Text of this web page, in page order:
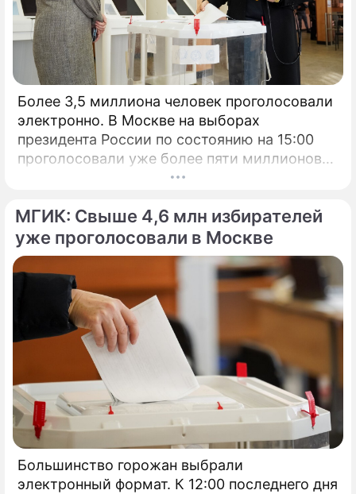
Более 3,5 миллиона человек проголосовали
электронно. В Москве на выборах
президента России по состоянию на 15:00
проголосовали уже более пяти миллионов
МГИК: Свыше 4,6 млн избирателей
уже проголосовали в Москве
Большинство горожан выбрали
электронный формат. К 12:00 последнего дня